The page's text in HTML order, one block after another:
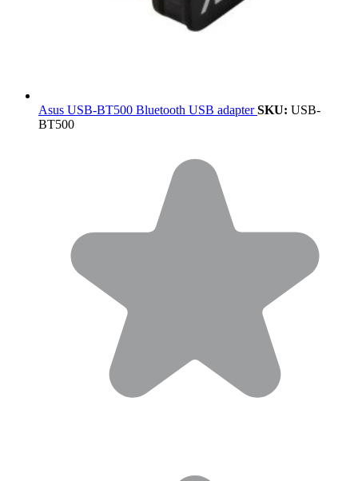
Asus USB-BT500 Bluetooth USB adapterSKU: USB-
BT500